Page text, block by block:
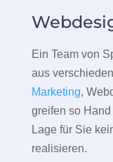
Ein Team von
aus
Marketing,
greifen so
Lage für Sie
realisieren.